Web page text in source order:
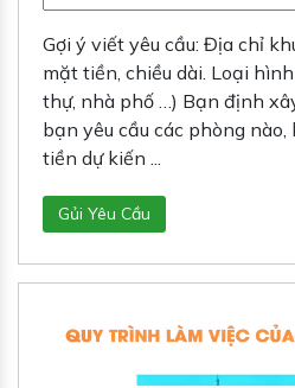
Gợi ý viết yêu cầu: Địa chỉ
mặt tiền, chiều dài. Loại
thự, nhà phố …) Bạn định
bạn yêu cầu các phòng nào,
tiền dự kiến ...